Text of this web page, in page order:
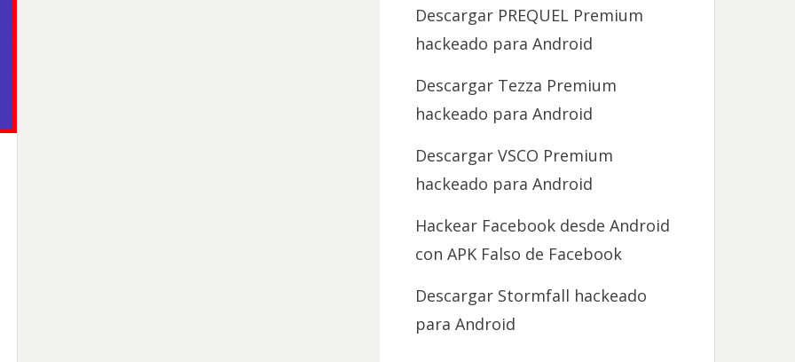
Descargar PREQUEL Premium
hackeado para Android
Descargar Tezza Premium
hackeado para Android
Descargar VSCO Premium
hackeado para Android
Hackear Facebook desde Android
con APK Falso de Facebook
Descargar Stormfall hackeado
para Android